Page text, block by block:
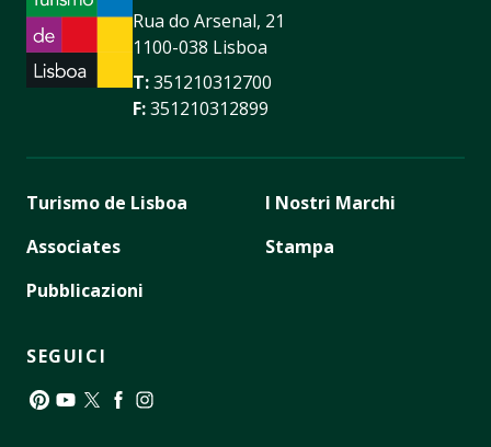
Rua do Arsenal, 21
1100-038 Lisboa
T:351210312700
F:351210312899
Turismo de Lisboa
Associates
Pubblicazioni
I Nostri Marchi
Stampa
SEGUICI